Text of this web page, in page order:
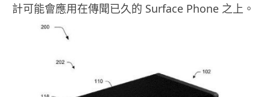
計可能會應用在傳聞已久的 Surface Phone 之上。